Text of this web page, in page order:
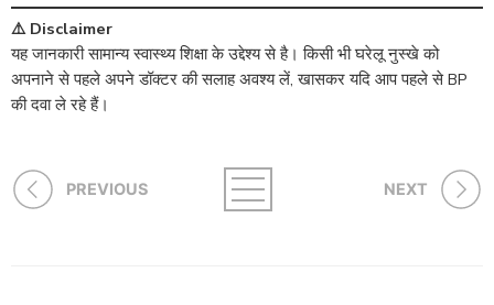
⚠️ Disclaimer
यह जानकारी सामान्य स्वास्थ्य शिक्षा के उद्देश्य से है। किसी भी घरेलू नुस्खे को
अपनाने से पहले अपने डॉक्टर की सलाह अवश्य लें, खासकर यदि आप पहले से BP
की दवा ले रहे हैं।
PREVIOUS NEXT